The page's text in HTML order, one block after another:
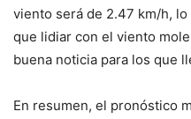
viento será de 2.47 km/h,
que lidiar con el viento
buena noticia para los que
En resumen, el pronóstico